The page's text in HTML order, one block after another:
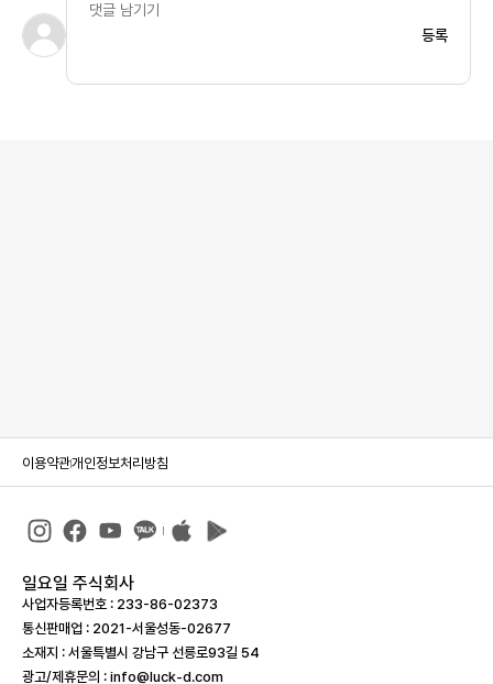
등록
이용약관개인정보처리방침
일요일 주식회사
사업자등록번호 : 233-86-023­73
통신판매업 : 2021-서울성동-02677
소재지 : 서울특별시 강남구 선릉로93길 54
광고/제휴문의 : info@luck-d.com